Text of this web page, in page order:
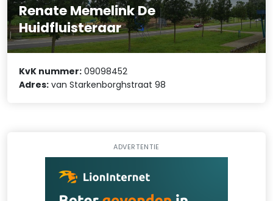
Renate Memelink De
Huidfluisteraar
KvK nummer: 09098452
Adres: van Starkenborghstraat 98
ADVERTENTIE